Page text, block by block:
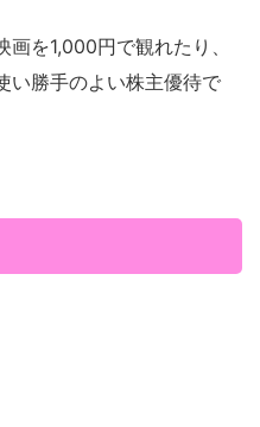
を1,000円で観れたり、
い勝手のよい株主優待で